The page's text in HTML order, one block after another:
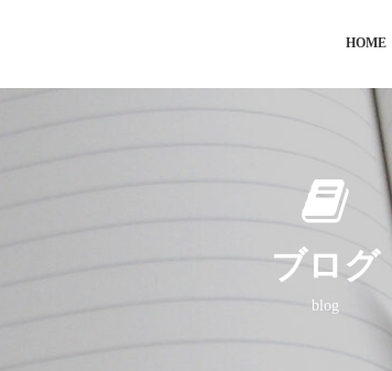
HOME
ブログ
blog